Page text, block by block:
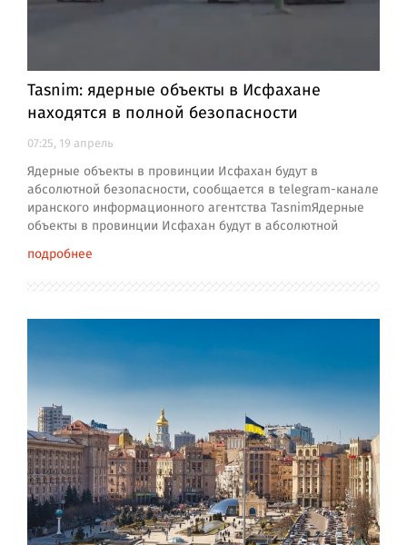
Tasnim: ядерные объекты в Исфахане
находятся в полной безопасности
07:25, 19 апрель
Ядерные объекты в провинции Исфахан будут в
абсолютной безопасности, сообщается в telegram-канале
иранского информационного агентства TasnimЯдерные
объекты в провинции Исфахан будут в абсолютной
подробнее